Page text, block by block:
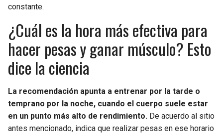
constante.
¿Cuál es la hora más efectiva para
hacer pesas y ganar músculo? Esto
dice la ciencia
La recomendación apunta a entrenar por la tarde o
temprano por la noche, cuando el cuerpo suele estar
en un punto más alto de rendimiento. De acuerdo al sitio
antes mencionado, indica que realizar pesas en ese horario